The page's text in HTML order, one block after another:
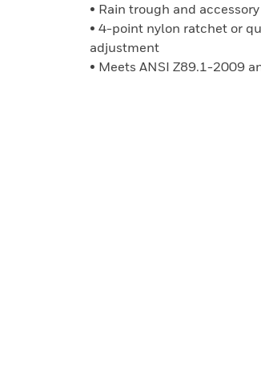
• Rain trough and
• 4-point nylon ratchet or
adjustment
• Meets ANSI Z89.1-2009